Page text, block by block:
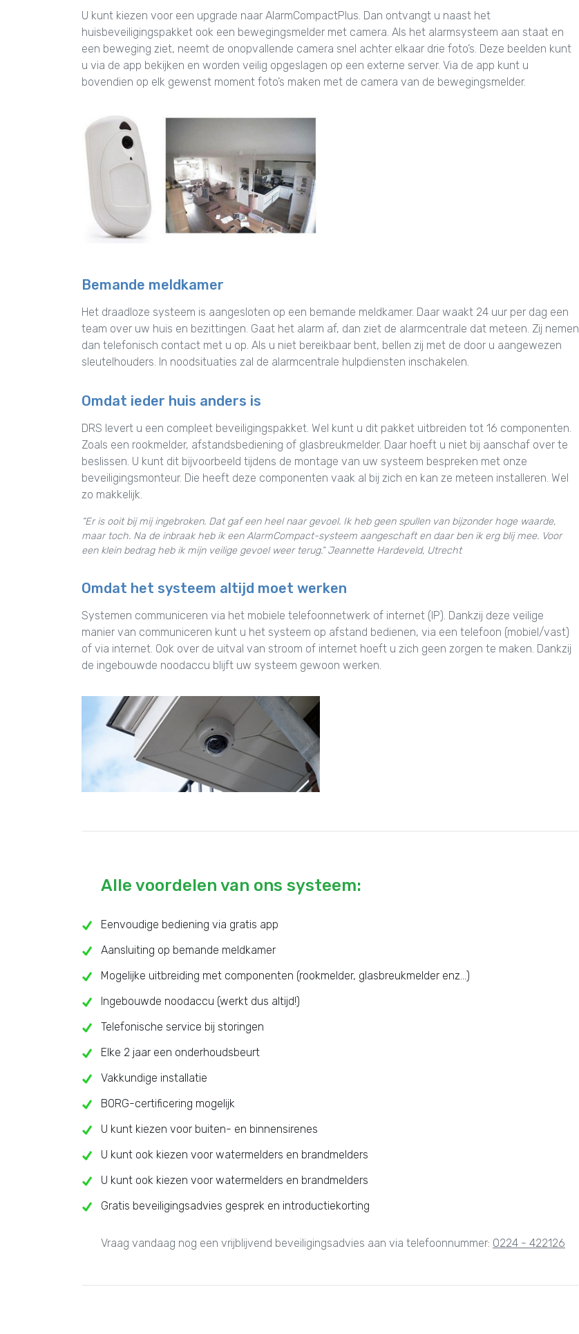
U kunt kiezen voor een upgrade naar AlarmCompactPlus. Dan ontvangt u naast het
huisbeveiligingspakket ook een bewegingsmelder met camera. Als het alarmsysteem aan staat en
een beweging ziet, neemt de onopvallende camera snel achter elkaar drie foto’s. Deze beelden kunt
u via de app bekijken en worden veilig opgeslagen op een externe server. Via de app kunt u
bovendien op elk gewenst moment foto’s maken met de camera van de bewegingsmelder.
Bemande meldkamer
Het draadloze systeem is aangesloten op een bemande meldkamer. Daar waakt 24 uur per dag een
team over uw huis en bezittingen. Gaat het alarm af, dan ziet de alarmcentrale dat meteen. Zij nemen
dan telefonisch contact met u op. Als u niet bereikbaar bent, bellen zij met de door u aangewezen
sleutelhouders. In noodsituaties zal de alarmcentrale hulpdiensten inschakelen.
Omdat ieder huis anders is
DRS levert u een compleet beveiligingspakket. Wel kunt u dit pakket uitbreiden tot 16 componenten.
Zoals een rookmelder, afstandsbediening of glasbreukmelder. Daar hoeft u niet bij aanschaf over te
beslissen. U kunt dit bijvoorbeeld tijdens de montage van uw systeem bespreken met onze
beveiligingsmonteur. Die heeft deze componenten vaak al bij zich en kan ze meteen installeren. Wel
zo makkelijk.
“Er is ooit bij mij ingebroken. Dat gaf een heel naar gevoel. Ik heb geen spullen van bijzonder hoge waarde,
maar toch. Na de inbraak heb ik een AlarmCompact-systeem aangeschaft en daar ben ik erg blij mee. Voor
een klein bedrag heb ik mijn veilige gevoel weer terug.” Jeannette Hardeveld, Utrecht
Omdat het systeem altijd moet werken
Systemen communiceren via het mobiele telefoonnetwerk of internet (IP). Dankzij deze veilige
manier van communiceren kunt u het systeem op afstand bedienen, via een telefoon (mobiel/vast)
of via internet. Ook over de uitval van stroom of internet hoeft u zich geen zorgen te maken. Dankzij
de ingebouwde noodaccu blijft uw systeem gewoon werken.
Alle voordelen van ons systeem:
Eenvoudige bediening via gratis app
Aansluiting op bemande meldkamer
Mogelijke uitbreiding met componenten (rookmelder, glasbreukmelder enz...)
Ingebouwde noodaccu (werkt dus altijd!)
Telefonische service bij storingen
Elke 2 jaar een onderhoudsbeurt
Vakkundige installatie
BORG-certificering mogelijk
U kunt kiezen voor buiten- en binnensirenes
U kunt ook kiezen voor watermelders en brandmelders
U kunt ook kiezen voor watermelders en brandmelders
Gratis beveiligingsadvies gesprek en introductiekorting
Vraag vandaag nog een vrijblijvend beveiligingsadvies aan via telefoonnummer: 0224 - 422126